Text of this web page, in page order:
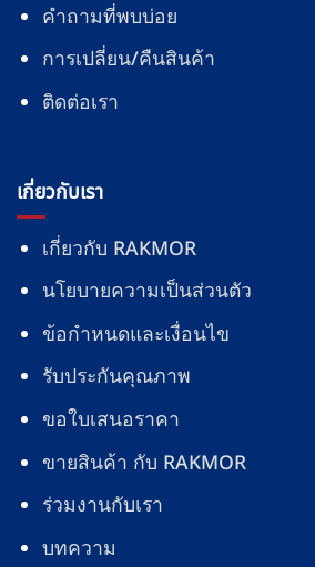
คำถามที่พบบ่อย
การเปลี่ยน/คืนสินค้า
ติดต่อเรา
เกี่ยวกับเรา
เกี่ยวกับ RAKMOR
นโยบายความเป็นส่วนตัว
ข้อกำหนดและเงื่อนไข
รับประกันคุณภาพ
ขอใบเสนอราคา
ขายสินค้า กับ RAKMOR
ร่วมงานกับเรา
บทความ